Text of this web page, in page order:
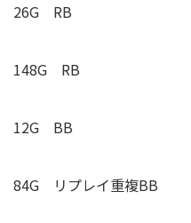
26G RB
148G RB
12G BB
84G リプレイ重複BB